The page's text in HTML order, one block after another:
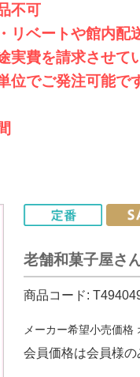
不可
ベートや館内配
実費を請求させて
位でご発注可能で
老舗和菓子屋さ
商品コード:
メーカー希望小売価格
会員価格は会員様の